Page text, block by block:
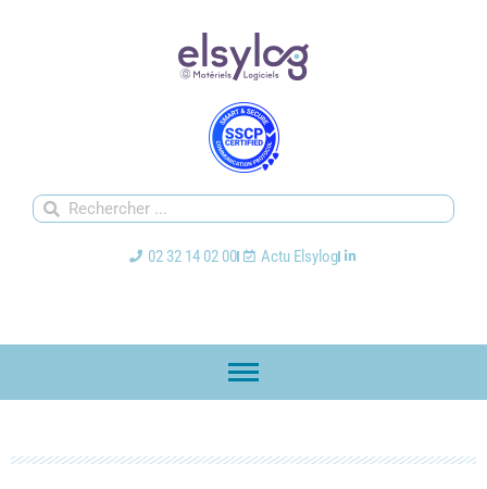
02 32 14 02 00 Actu Elsylog